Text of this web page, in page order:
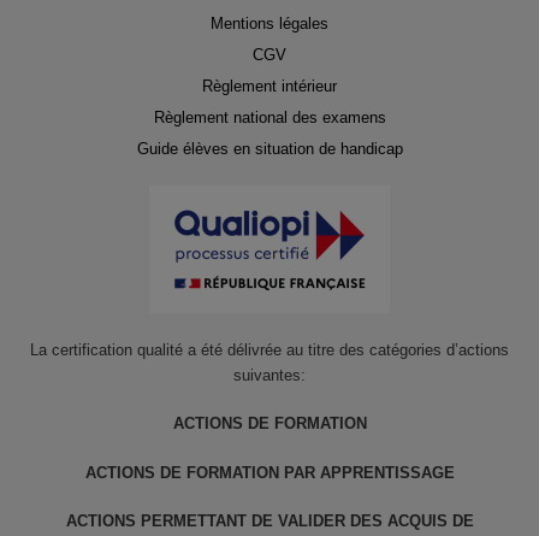
Mentions légales
CGV
Règlement intérieur
Règlement national des examens
Guide élèves en situation de handicap
La certification qualité a été délivrée au titre des catégories d’actions
suivantes:
ACTIONS DE FORMATION
ACTIONS DE FORMATION PAR APPRENTISSAGE
ACTIONS PERMETTANT DE VALIDER DES ACQUIS DE